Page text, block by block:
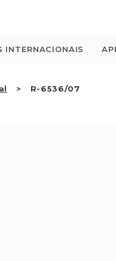
INTERNACIONAIS
R-6536/07